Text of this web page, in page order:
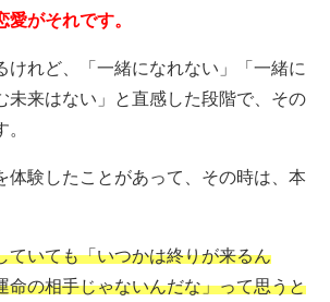
がそれです。
けれど、「一緒になれない」「一緒に
未来はない」と直感した段階で、その
体験したことがあって、その時は、本
ていても「いつかは終りが来るん
命の相手じゃないんだな」って思うと